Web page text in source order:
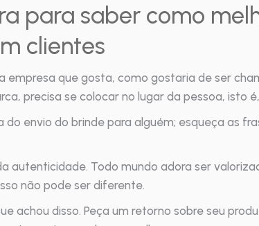
para saber como
clientes
empresa que gosta, como gostaria de ser
precisa se colocar no lugar da pessoa, isto
do envio do brinde para alguém; esqueça as
autenticidade. Todo mundo adora ser
não pode ser diferente.
achou disso. Peça um retorno sobre seu